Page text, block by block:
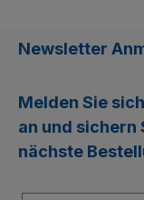
Newsletter
Melden Sie
an und sichern
nächste